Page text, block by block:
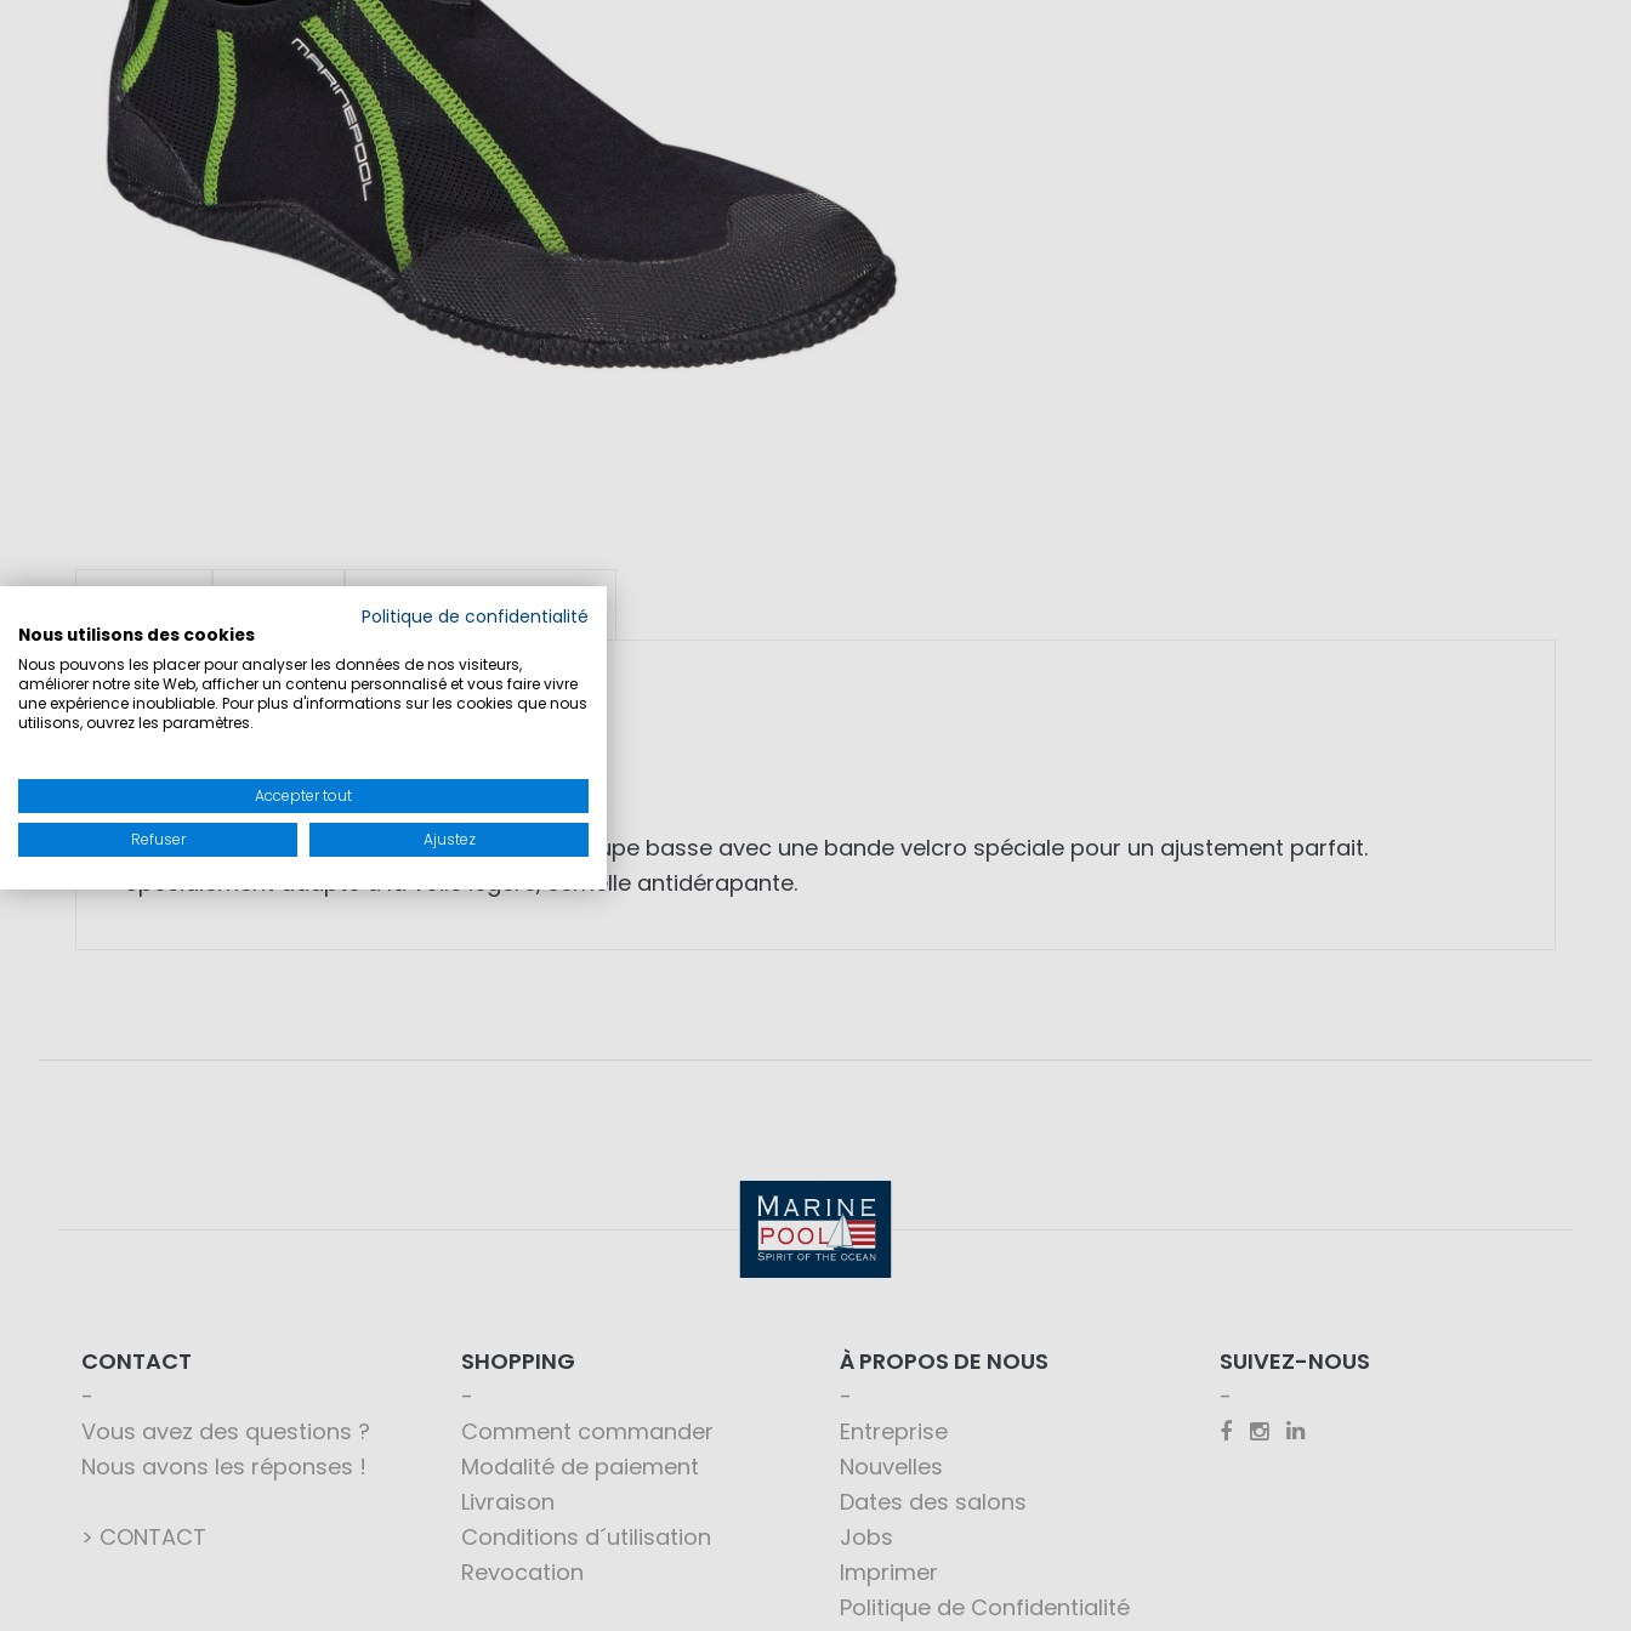
SKU: 5000017
MATIERE: 100% néoprène, 100% caoutchouc
CARACTERISTIQUES: Botte en néoprène à coupe basse avec une bande velcro spéciale pour un ajustement parfait.
Spécialement adapté à la voile légère, semelle antidérapante.
SÉCURITÉ DU PRODUIT
CONTACT
Vous avez des questions ?
Nous avons les réponses !
> CONTACT
SHOPPING
Comment commander
Modalité de paiement
Livraison
Conditions d´utilisation
Revocation
À PROPOS DE NOUS
Entreprise
Nouvelles
Dates des salons
Jobs
Imprimer
Politique de Confidentialité
SUIVEZ-NOUS
Politique de confidentialité
Nous utilisons des cookies
Nous pouvons les placer pour analyser les données de nos visiteurs,
améliorer notre site Web, afficher un contenu personnalisé et vous faire vivre
une expérience inoubliable. Pour plus d'informations sur les cookies que nous
utilisons, ouvrez les paramètres.
Accepter tout
Refuser Ajustez